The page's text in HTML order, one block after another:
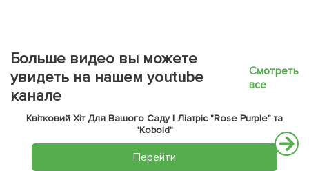
Больше видео вы можете
увидеть на нашем youtube
канале
Смотреть
все
Квітковий Хіт Для Вашого Саду | Ліатріс "Rose Purple" та
"Kobold"
Перейти